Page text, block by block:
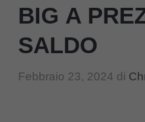
BIG A
SALDO
Febbraio 23, 2024 di